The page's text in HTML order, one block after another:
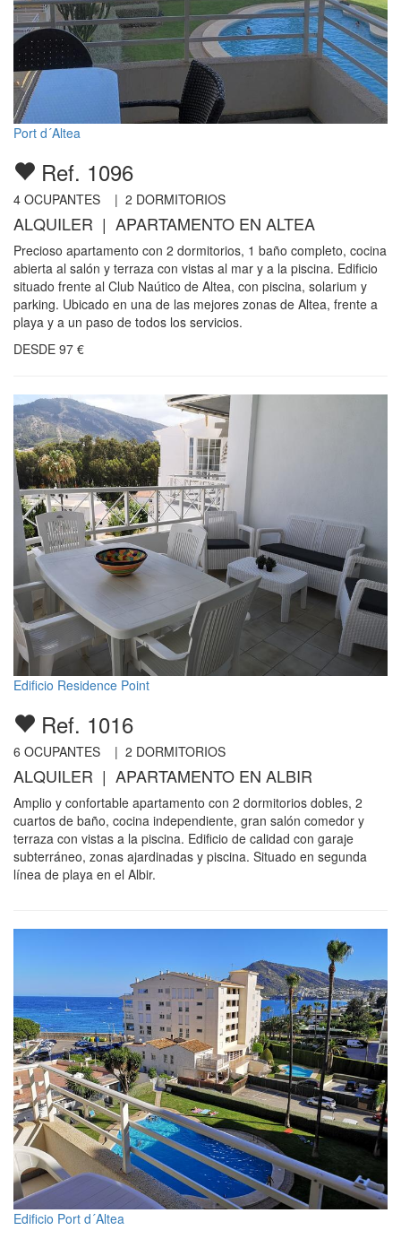
Port d´Altea
Ref. 1096
4 OCUPANTES | 2 DORMITORIOS
ALQUILER | APARTAMENTO EN ALTEA
Precioso apartamento con 2 dormitorios, 1 baño completo, cocina
abierta al salón y terraza con vistas al mar y a la piscina. Edificio
situado frente al Club Naútico de Altea, con piscina, solarium y
parking. Ubicado en una de las mejores zonas de Altea, frente a
playa y a un paso de todos los servicios.
DESDE 97 €
Edificio Residence Point
Ref. 1016
6 OCUPANTES | 2 DORMITORIOS
ALQUILER | APARTAMENTO EN ALBIR
Amplio y confortable apartamento con 2 dormitorios dobles, 2
cuartos de baño, cocina independiente, gran salón comedor y
terraza con vistas a la piscina. Edificio de calidad con garaje
subterráneo, zonas ajardinadas y piscina. Situado en segunda
línea de playa en el Albir.
Edificio Port d´Altea